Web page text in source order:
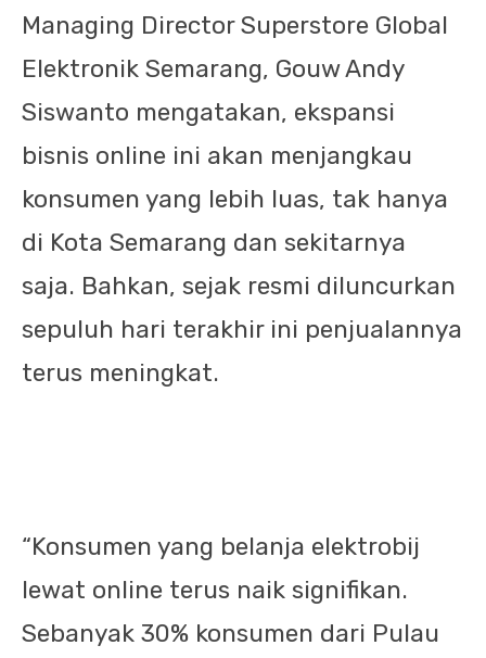
Managing Director Superstore Global
Elektronik Semarang, Gouw Andy
Siswanto mengatakan, ekspansi
bisnis online ini akan menjangkau
konsumen yang lebih luas, tak hanya
di Kota Semarang dan sekitarnya
saja. Bahkan, sejak resmi diluncurkan
sepuluh hari terakhir ini penjualannya
terus meningkat.
“Konsumen yang belanja elektrobij
lewat online terus naik signifikan.
Sebanyak 30% konsumen dari Pulau